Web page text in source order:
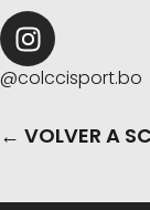
@colccisport.bo
← VOLVER A